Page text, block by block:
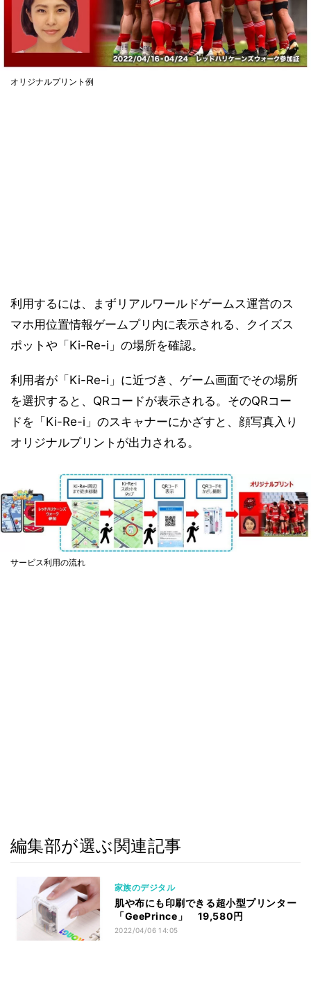
オリジナルプリント例
利用するには、まずリアルワールドゲームス運営のス
マホ用位置情報ゲームプリ内に表示される、クイズス
ポットや「Ki-Re-i」の場所を確認。
利用者が「Ki-Re-i」に近づき、ゲーム画面でその場所
を選択すると、QRコードが表示される。そのQRコー
ドを「Ki-Re-i」のスキャナーにかざすと、顔写真入り
オリジナルプリントが出力される。
サービス利用の流れ
編集部が選ぶ関連記事
家族のデジタル
肌や布にも印刷できる超小型プリンター
「GeePrince」 19,580円
2022/04/06 14:05